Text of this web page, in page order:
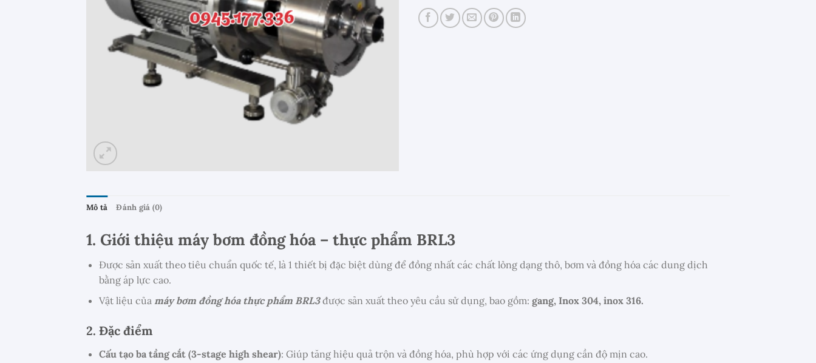
Mô tả Đánh giá (0)
1. Giới thiệu máy bơm đồng hóa – thực phẩm BRL3
Được sản xuất theo tiêu chuẩn quốc tế, là 1 thiết bị đặc biệt dùng để đồng nhất các chất lỏng dạng thô, bơm và đồng hóa các dung dịch
bằng áp lực cao.
Vật liệu của máy bơm đồng hóa thực phẩm BRL3được sản xuất theo yêu cầu sử dụng, bao gồm: gang, Inox 304, inox 316.
2. Đặc điểm
Cấu tạo ba tầng cắt (3-stage high shear): Giúp tăng hiệu quả trộn và đồng hóa, phù hợp với các ứng dụng cần độ mịn cao.